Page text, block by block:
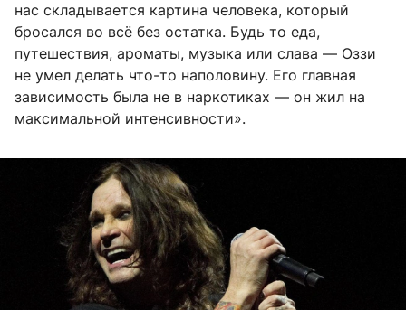
нас складывается картина человека, который
бросался во всё без остатка. Будь то еда,
путешествия, ароматы, музыка или слава — Оззи
не умел делать что-то наполовину. Его главная
зависимость была не в наркотиках — он жил на
максимальной интенсивности».